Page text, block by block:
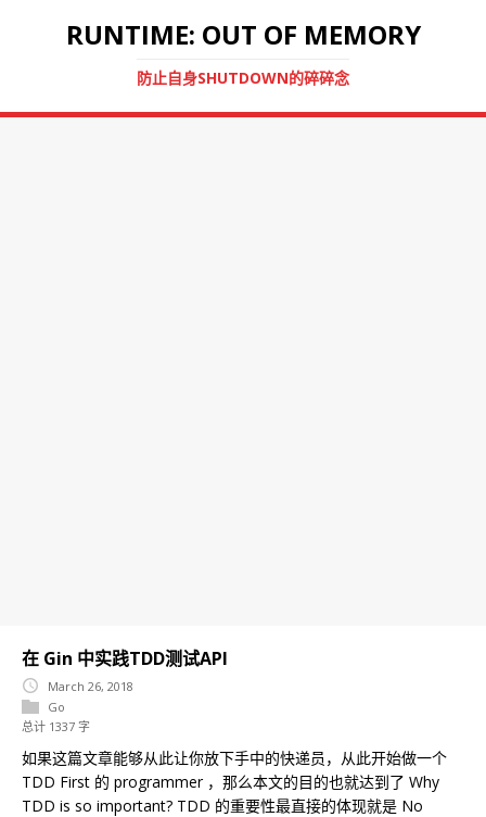
RUNTIME: OUT OF MEMORY
防止自身SHUTDOWN的碎碎念
在 Gin 中实践TDD测试API
March 26, 2018
Go
总计 1337 字
如果这篇文章能够从此让你放下手中的快递员，从此开始做一个
TDD First 的 programmer ，那么本文的目的也就达到了 Why
TDD is so important? TDD 的重要性最直接的体现就是 No